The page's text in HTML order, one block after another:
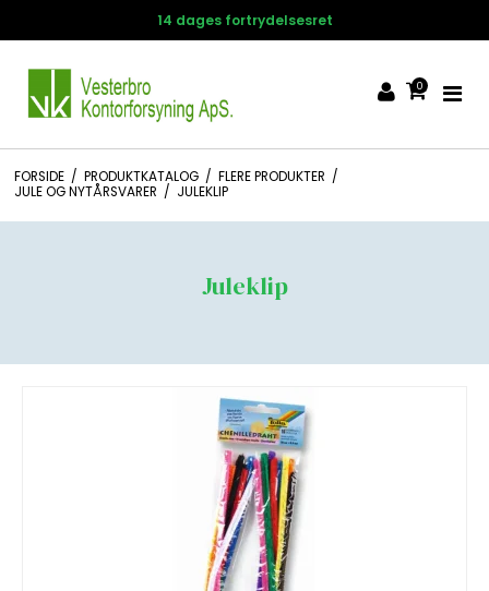
14 dages fortrydelsesret
0
FORSIDE / PRODUKTKATALOG / FLERE PRODUKTER /
JULE OG NYTÅRSVARER / JULEKLIP
Juleklip